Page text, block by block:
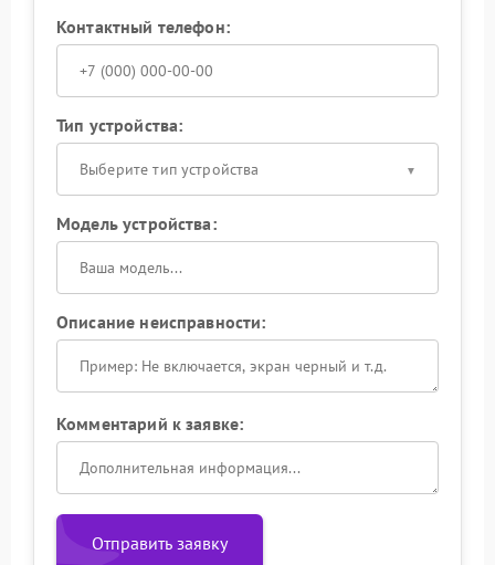
Контактный телефон:
Тип устройства:
Выберите тип устройства
Модель устройства:
Описание неисправности:
Комментарий к заявке:
Отправить заявку